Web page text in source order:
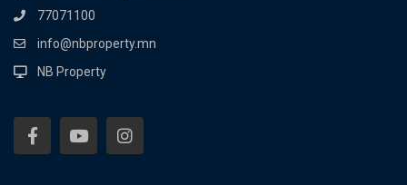
77071100
info@nbproperty.mn
NB Property